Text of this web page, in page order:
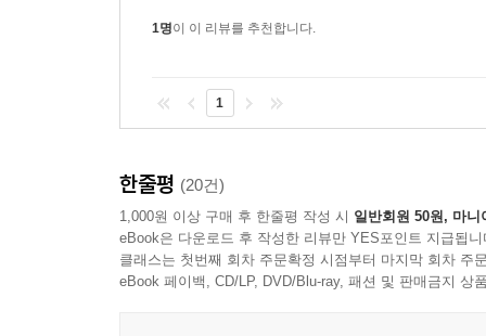
1명이 이 리뷰를 추천합니다.
1
한줄평 (20건)
1,000원 이상 구매 후 한줄평 작성 시 일반회원 50원, 마니
eBook은 다운로드 후 작성한 리뷰만 YES포인트 지급됩니
클래스는 첫번째 회차 주문확정 시점부터 마지막 회차 주
eBook 페이백, CD/LP, DVD/Blu-ray, 패션 및 판매금지 상